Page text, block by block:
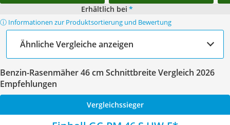
Erhältlich bei *
ⓘ Informationen zur Produktsortierung und Bewertung
Ähnliche Vergleiche anzeigen
Benzin-Rasenmäher 46 cm Schnittbreite Vergleich 2026
Empfehlungen
Vergleichssieger